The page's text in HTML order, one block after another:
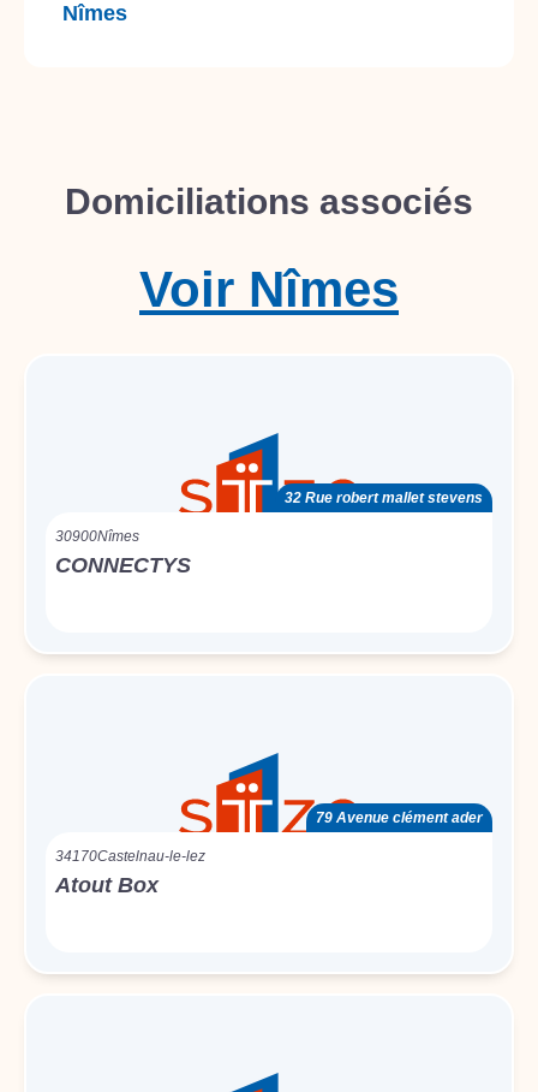
Nîmes
Domiciliations associés
Nîmes
Voir
32 Rue robert mallet stevens
30900Nîmes
CONNECTYS
79 Avenue clément ader
34170Castelnau-le-lez
Atout Box